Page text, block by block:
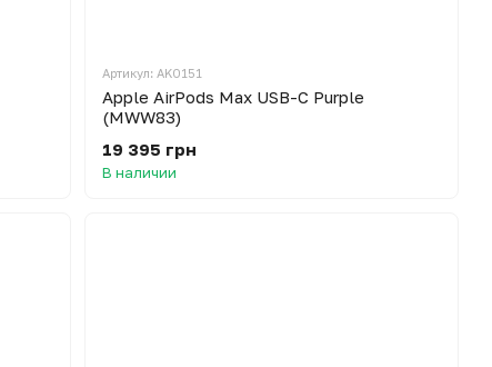
Артикул: AK0151
Apple AirPods Max USB-C Purple
(MWW83)
19 395 грн
В наличии